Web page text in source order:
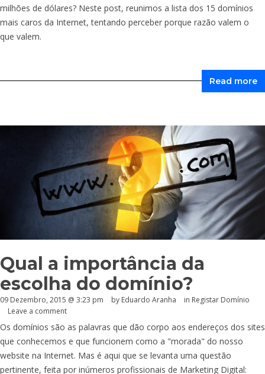
milhões de dólares? Neste post, reunimos a lista dos 15 domínios
mais caros da Internet, tentando perceber porque razão valem o
que valem.
Read more
Qual a importância da
escolha do domínio?
09 Dezembro, 2015 @ 3:23 pm by Eduardo Aranha in Registar Domínio
Leave a comment
Os domínios são as palavras que dão corpo aos endereços dos sites
que conhecemos e que funcionem como a "morada" do nosso
website na Internet. Mas é aqui que se levanta uma questão
pertinente, feita por inúmeros profissionais de Marketing Digital: